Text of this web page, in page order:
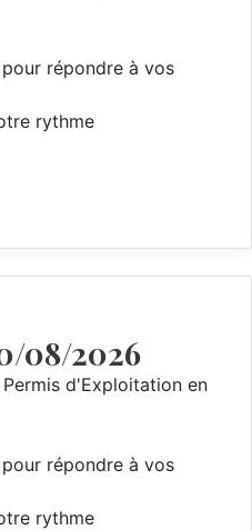
répondre à vos
rythme
08/2026
d'Exploitation en
répondre à vos
rythme